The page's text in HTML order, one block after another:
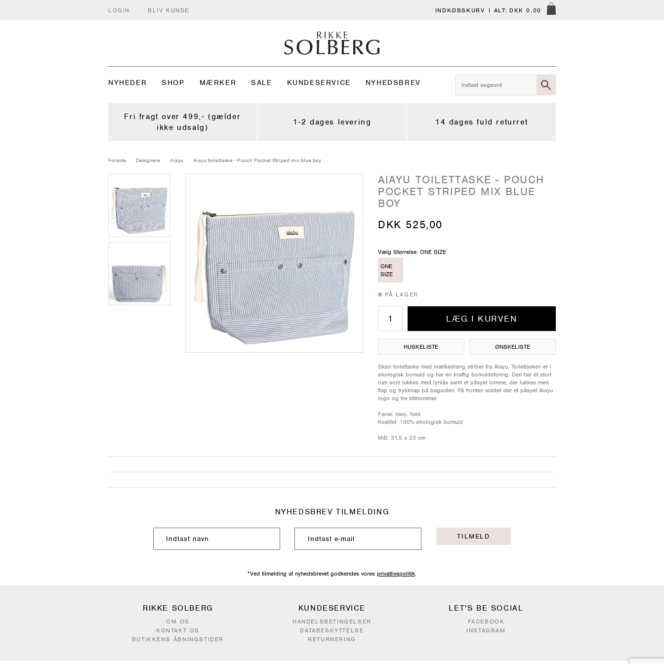
LOGIN BLIV KUNDE INDKØBSKURV I ALT: DKK 0,00
NYHEDER SHOP MÆRKER SALE KUNDESERVICE NYHEDSBREV
Fri fragt over 499,- (gælder
ikke udsalg)
1-2 dages levering 14 dages fuld returret
Forside Designere Aiayu Aiayu toilettaske - Pouch Pocket Striped mix blue boy
AIAYU TOILETTASKE - POUCH
POCKET STRIPED MIX BLUE
BOY
DKK 525,00
Vælg Størrelse: ONE SIZE
ONE
SIZE
PÅ LAGER
LÆG I KURVEN
HUSKELISTE ØNSKELISTE
Skøn toilettaske med mælkedreng striber fra Aiayu. Toilettasken er i
økologisk bomuld og har en kraftig bomuldsforing. Den har et stort
rum som lukkes med lynlås samt et påsyet lomme, der lukkes med
flap og trykknap på bagsiden. På fronten sidder der et påsyet Aiayu
logo og tre stiklommer.
Farve: navy, hvid
Kvalitet: 100% økologisk bomuld
Mål: 31,5 x 23 cm
NYHEDSBREV TILMELDING
TILMELD
*Ved tilmelding af nyhedsbrevet godkendes vores privatlivspolitik.
RIKKE SOLBERG
OM OS
KONTAKT OS
BUTIKKENS ÅBNINGSTIDER
KUNDESERVICE
HANDELSBETINGELSER
DATABESKYTTELSE
RETURNERING
LET'S BE SOCIAL
FACEBOOK
INSTAGRAM